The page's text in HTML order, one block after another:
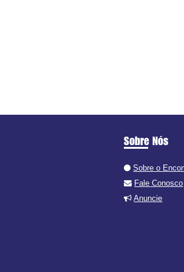
Sobre Nós
Sobre o
Fale Conosco
Anuncie